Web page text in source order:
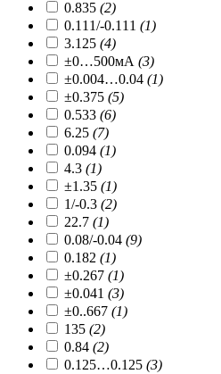
0.835 (2)
0.111/-0.111 (1)
3.125 (4)
±0…500мА (3)
±0.004…0.04 (1)
±0.375 (5)
0.533 (6)
6.25 (7)
0.094 (1)
4.3 (1)
±1.35 (1)
1/-0.3 (2)
22.7 (1)
0.08/-0.04 (9)
0.182 (1)
±0.267 (1)
±0.041 (3)
±0..667 (1)
135 (2)
0.84 (2)
0.125…0.125 (3)